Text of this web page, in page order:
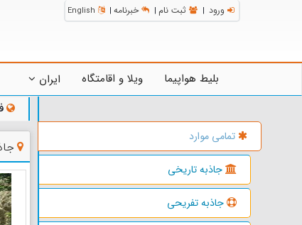
ورود | ثبت نام | خبرنامه |
English
بلیط هواپیما ویلا و اقامتگاه ایران
تمامی موارد
جاذبه تاریخی
جاذبه تفریحی